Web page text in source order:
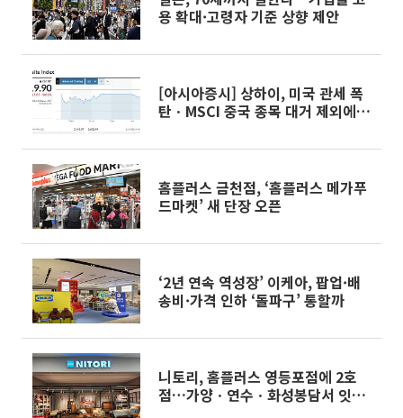
용 확대·고령자 기준 상향 제안
[아시아증시] 상하이, 미국 관세 폭
탄ㆍMSCI 중국 종목 대거 제외에
홈플러스 금천점, ‘홈플러스 메가푸
드마켓’ 새 단장 오픈
‘2년 연속 역성장’ 이케아, 팝업·배
송비·가격 인하 ‘돌파구’ 통할까
니토리, 홈플러스 영등포점에 2호
점…가양ㆍ연수ㆍ화성봉담서 잇따